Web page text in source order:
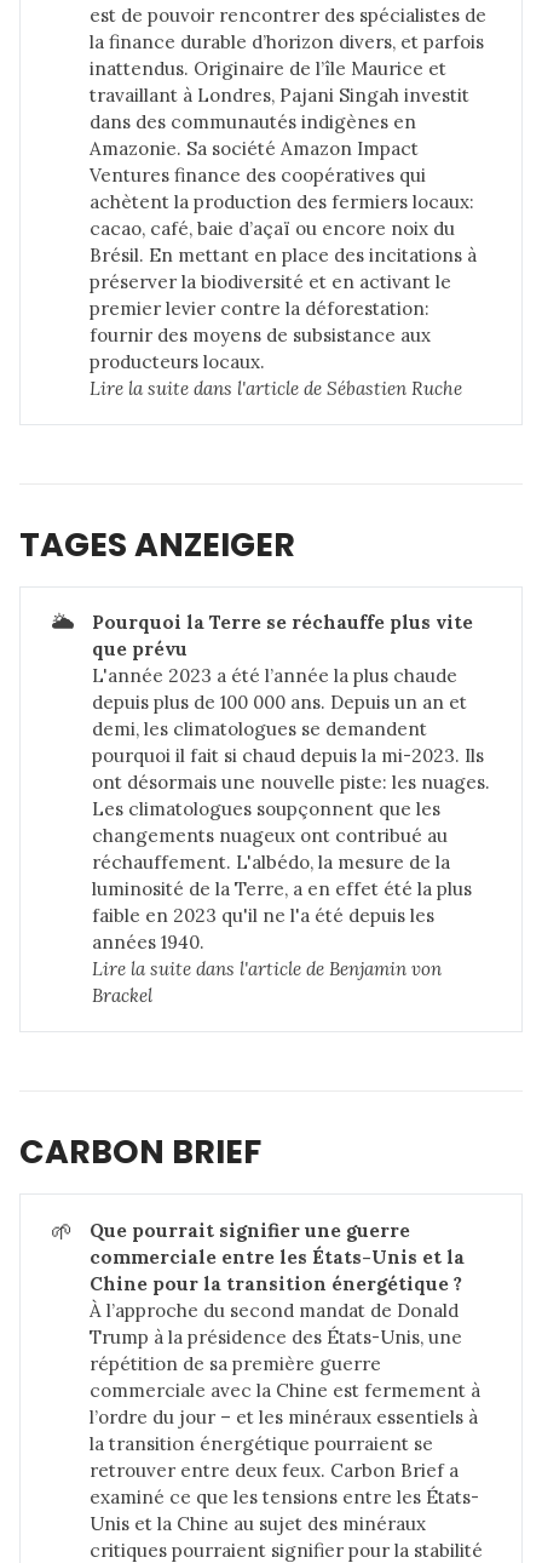
est de pouvoir rencontrer des spécialistes de
la finance durable d’horizon divers, et parfois
inattendus. Originaire de l’île Maurice et
travaillant à Londres, Pajani Singah investit
dans des communautés indigènes en
Amazonie. Sa société Amazon Impact
Ventures finance des coopératives qui
achètent la production des fermiers locaux:
cacao, café, baie d’açaï ou encore noix du
Brésil. En mettant en place des incitations à
préserver la biodiversité et en activant le
premier levier contre la déforestation:
fournir des moyens de subsistance aux
producteurs locaux.
Lire la suite dans l'article de Sébastien Ruche
TAGES ANZEIGER
🌥️
Pourquoi la Terre se réchauffe plus vite
que prévu
L'année 2023 a été l’année la plus chaude
depuis plus de 100 000 ans. Depuis un an et
demi, les climatologues se demandent
pourquoi il fait si chaud depuis la mi-2023. Ils
ont désormais une nouvelle piste: les nuages.
Les climatologues soupçonnent que les
changements nuageux ont contribué au
réchauffement. L'albédo, la mesure de la
luminosité de la Terre, a en effet été la plus
faible en 2023 qu'il ne l'a été depuis les
années 1940.
Lire la suite dans l'article de Benjamin von
Brackel
CARBON BRIEF
🌱
Que pourrait signifier une guerre
commerciale entre les États-Unis et la
Chine pour la transition énergétique ?
À l’approche du second mandat de Donald
Trump à la présidence des États-Unis, une
répétition de sa première guerre
commerciale avec la Chine est fermement à
l’ordre du jour – et les minéraux essentiels à
la transition énergétique pourraient se
retrouver entre deux feux. Carbon Brief a
examiné ce que les tensions entre les États-
Unis et la Chine au sujet des minéraux
critiques pourraient signifier pour la stabilité